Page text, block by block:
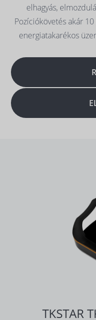
elhagyás,
Pozíciókövetés akár
energiatakarékos
TKSTAR